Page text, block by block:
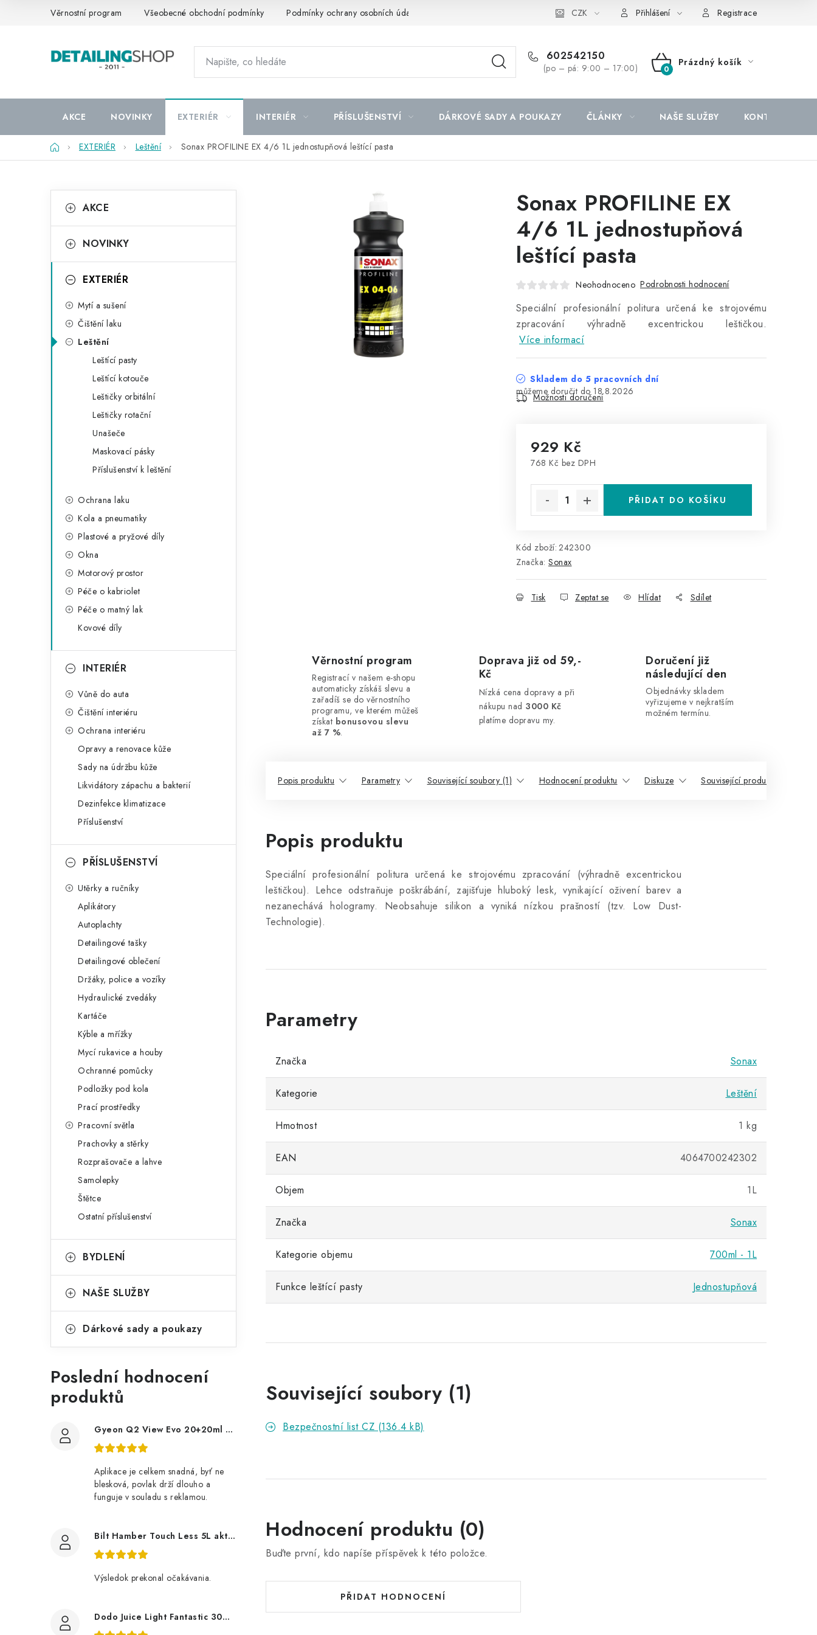
Věrnostní program Všeobecné obchodní podmínky Podmínky ochrany osobních údajů CZK Přihlášení Registrace
602542150
(po – pá: 9:00 – 17:00)
NÁKUPNÍ
Prázdný košík
AKCE NOVINKY EXTERIÉR INTERIÉR PŘÍSLUŠENSTVÍ DÁRKOVÉ SADY A POUKAZY ČLÁNKY NAŠE SLUŽBY KONTAKTY
DomůEXTERIÉR Leštění Sonax PROFILINE EX 4/6 1L jednostupňová leštící pasta
o
t
n
kategorie
a
e
i
AKCE
NOVINKY
EXTERIÉR
Mytí a sušení
Čištění laku
Leštění
Leštící pasty
Leštící kotouče
Leštičky orbitální
Leštičky rotační
Unašeče
Maskovací pásky
Příslušenství k leštění
Ochrana laku
Kola a pneumatiky
Plastové a pryžové díly
Okna
Motorový prostor
Péče o kabriolet
Péče o matný lak
Kovové díly
INTERIÉR
Vůně do auta
Čištění interiéru
Ochrana interiéru
Opravy a renovace kůže
Sady na údržbu kůže
Likvidátory zápachu a bakterií
Dezinfekce klimatizace
Příslušenství
PŘÍSLUŠENSTVÍ
Utěrky a ručníky
Aplikátory
Autoplachty
Detailingové tašky
Detailingové oblečení
Držáky, police a vozíky
Hydraulické zvedáky
Kartáče
Kýble a mřížky
Mycí rukavice a houby
Ochranné pomůcky
Podložky pod kola
Prací prostředky
Pracovní světla
Prachovky a stěrky
Rozprašovače a lahve
Samolepky
Štětce
Ostatní příslušenství
BYDLENÍ
NAŠE SLUŽBY
Dárkové sady a poukazy
Poslední hodnocení
produktů
Gyeon Q2 View Evo 20+20ml nanopovlak na okna
Aplikace je celkem snadná, byť ne
blesková, povlak drží dlouho a
funguje v souladu s reklamou.
Bilt Hamber Touch Less 5L aktivní pěna
Výsledok prekonal očakávania.
Dodo Juice Light Fantastic 30ml měkký vosk
Sonax PROFILINE EX
4/6 1L jednostupňová
leštící pasta
Neohodnoceno Podrobnosti hodnocení
Speciální profesionální politura určená ke strojovému
zpracování výhradně excentrickou leštičkou.
Více informací
Skladem do 5 pracovních dní
18.8.2026
Možnosti doručení
929 Kč
768 Kč bez DPH
PŘIDAT DO KOŠÍKU
Kód zboží: 242300
Značka: Sonax
Tisk Zeptat se Hlídat Sdílet
Věrnostní program
Registrací v našem e-shopu
automaticky získáš slevu a
zařadíš se do věrnostního
programu, ve kterém můžeš
získat bonusovou slevu
až 7 %.
Doprava již od 59,-
Kč
Nízká cena dopravy a při
nákupu nad 3000 Kč
platíme dopravu my.
Doručení již
následující den
Objednávky skladem
vyřizujeme v nejkratším
možném termínu.
Popis produktu Parametry Související soubory (1) Hodnocení produktu Diskuze Související produkty
Popis produktu
Speciální profesionální politura určená ke strojovému zpracování (výhradně excentrickou
leštičkou). Lehce odstraňuje poškrábání, zajišťuje hluboký lesk, vynikající oživení barev a
nezanechává hologramy. Neobsahuje silikon a vyniká nízkou prašností (tzv. Low Dust-
Technologie).
Značka Sonax
Kategorie Leštění
Hmotnost 1 kg
EAN 4064700242302
Objem 1L
Značka Sonax
Kategorie objemu 700ml - 1L
Funkce leštící pasty Jednostupňová
Související soubory (1)
Bezpečnostní list CZ (136.4 kB)
Hodnocení produktu (0)
Buďte první, kdo napíše příspěvek k této položce.
PŘIDAT HODNOCENÍ